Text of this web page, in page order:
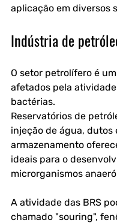
aplicação em diversos
Indústria de
O setor petrolífero é
afetados pela
bactérias.
Reservatórios de
injeção de água, dutos
armazenamento
ideais para o
microrganismos
A atividade das BRS
chamado "souring",